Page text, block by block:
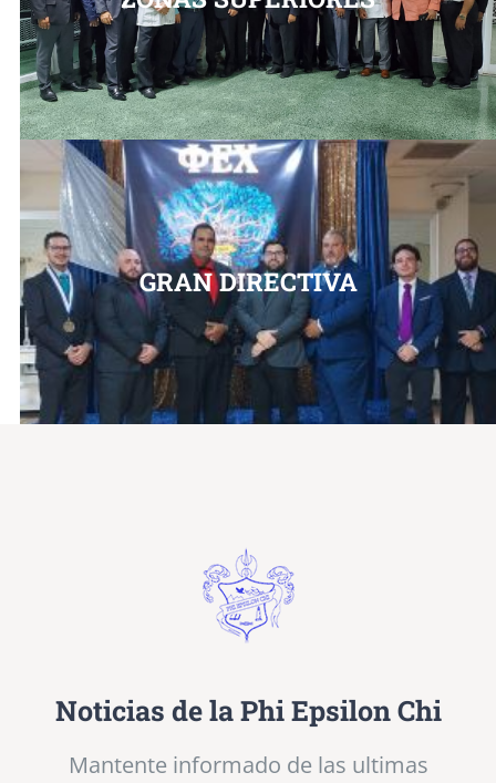
GRAN DIRECTIVA
Noticias de la Phi Epsilon Chi
Mantente informado de las ultimas